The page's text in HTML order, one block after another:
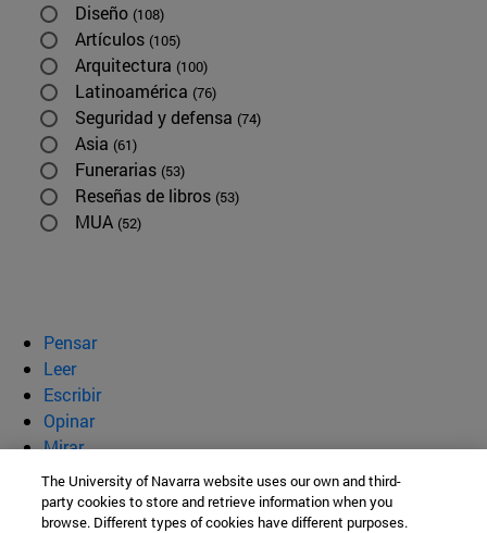
Diseño (108)
Artículos (105)
Arquitectura (100)
Latinoamérica (76)
Seguridad y defensa (74)
Asia (61)
Funerarias (53)
Reseñas de libros (53)
MUA (52)
Pensar
Leer
Escribir
Opinar
Mirar
Quiénes somos
BeBrave
The University of Navarra website uses our own and third-
party cookies to store and retrieve information when you
browse. Different types of cookies have different purposes.